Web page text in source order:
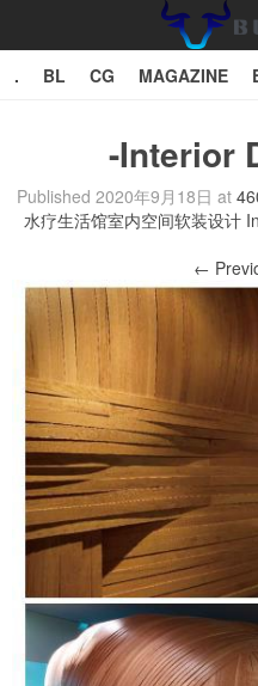
Bull
. BL CG MAGAZINE
-Interior
Published 2020年9月18日 at
水疗生活馆室内空间软装设计
←